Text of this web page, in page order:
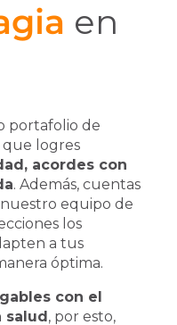
en
portafolio de
que logres
acordes con
. Además, cuentas
equipo de
los
a tus
óptima.
con el
salud, por esto,